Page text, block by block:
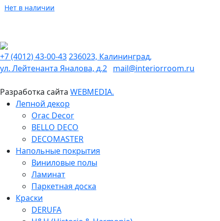
Нет в наличии
+7 (4012) 43-00-43236023, Калининград,
ул. Лейтенанта Яналова, д.2 mail@interiorroom.ru
Разработка сайта WEBMEDIA.
Лепной декор
Orac Decor
BELLO DECO
DECOMASTER
Напольные покрытия
Виниловые полы
Ламинат
Паркетная доска
Краски
DERUFA